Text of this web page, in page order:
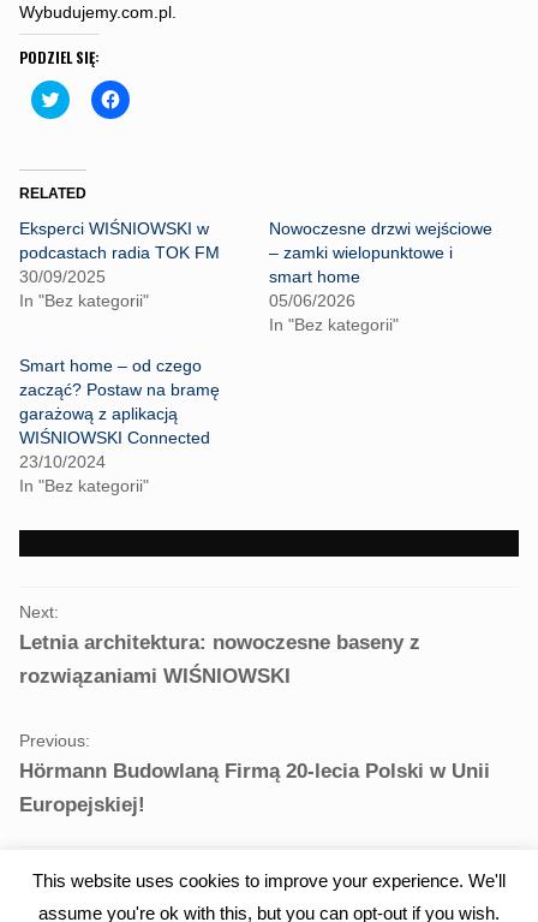
Wybudujemy.com.pl.
PODZIEL SIĘ:
C
l
t
o
h
a
r
e
o
n
t
t
e
r
(
O
p
e
n
n
d
w
C
l
h
a
r
n
e
o
o
k
(
e
i
n
o
RELATED
Eksperci WIŚNIOWSKI w
podcastach radia TOK FM
30/09/2025
In "Bez kategorii"
Nowoczesne drzwi wejściowe
– zamki wielopunktowe i
smart home
05/06/2026
In "Bez kategorii"
Smart home – od czego
zacząć? Postaw na bramę
garażową z aplikacją
WIŚNIOWSKI Connected
23/10/2024
In "Bez kategorii"
PORTFOLIO
NAVIGATION
Previous:
Hörmann Budowlaną Firmą 20-lecia Polski w Unii
Europejskiej!
Next:
Letnia architektura: nowoczesne baseny z
rozwiązaniami WIŚNIOWSKI
This website uses cookies to improve your experience. We'll
assume you're ok with this, but you can opt-out if you wish.